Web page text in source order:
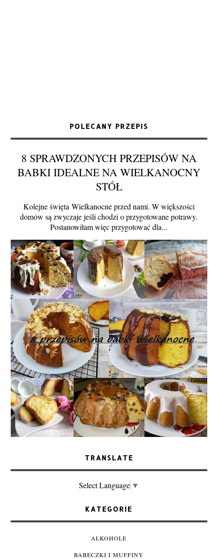
POLECANY PRZEPIS
8 SPRAWDZONYCH PRZEPISÓW NA
BABKI IDEALNE NA WIELKANOCNY
STÓŁ
Kolejne święta Wielkanocne przed nami. W większości
domów są zwyczaje jeśli chodzi o przygotowane potrawy.
Postanowiłam więc przygotować dla...
TRANSLATE
Select Language ▼
KATEGORIE
ALKOHOLE
BABECZKI I MUFFINY